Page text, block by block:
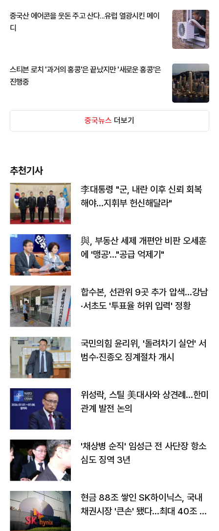
중국산 에어콘을 웃돈 주고 산다...유럽 열광시킨 메이
디
스티븐 로치 '과거의 홍콩'은 끝났지만 '새로운 홍콩'은
진행중
중국뉴스 더보기
추천기사
李대통령 "군, 내란 이후 신뢰 회복
해야…지휘부 헌신해달라"
與, 부동산 세제 개편안 비판 오세훈
에 '맹공'…"공급 억제기"
합수본, 선관위 9곳 추가 압색…강남
·서초도 '투표율 허위 입력' 정황
국민의힘 윤리위, '돌려차기 실언' 서
범수·진종오 징계절차 개시
위성락, 스틸 美대사와 상견례…한미
관계 발전 논의
'채상병 순직' 임성근 전 사단장 항소
심도 징역 3년
현금 88조 쌓인 SK하이닉스, 국내
채권시장 '큰손' 됐다…최대 40조 투